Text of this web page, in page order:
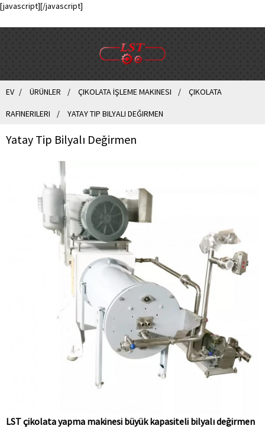
[javascript][/javascript]
EV ÜRÜNLER ÇIKOLATA İŞLEME MAKINESI ÇIKOLATA
RAFINERILERI YATAY TIP BILYALI DEĞIRMEN
Yatay Tip Bilyalı Değirmen
LST çikolata yapma makinesi büyük kapasiteli bilyalı değirmen